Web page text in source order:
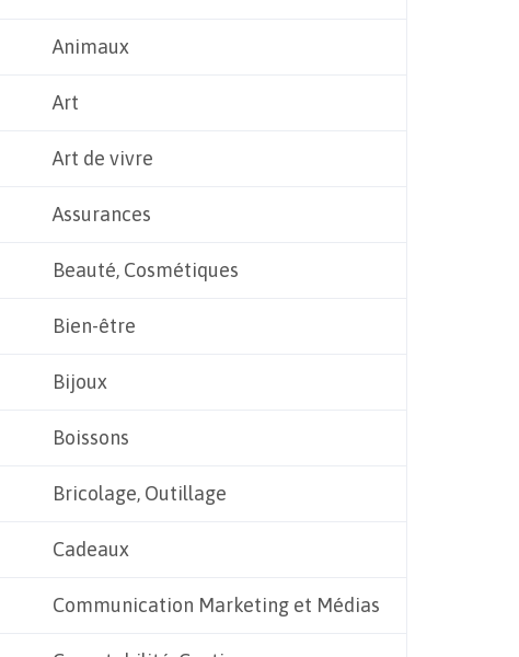
Animaux
Art
Art de vivre
Assurances
Beauté, Cosmétiques
Bien-être
Bijoux
Boissons
Bricolage, Outillage
Cadeaux
Communication Marketing et Médias